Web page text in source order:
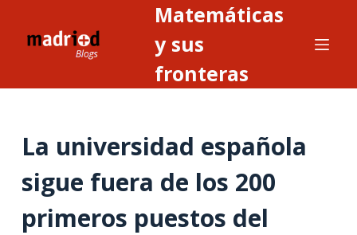
Matemáticas
y sus
fronteras
La universidad española
sigue fuera de los 200
primeros puestos del